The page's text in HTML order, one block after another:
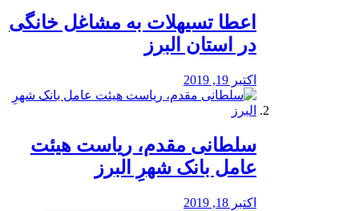
️اعطا تسیهلات به مشاغل خانگی
در استان البرز
اکتبر 19, 2019
سلطانی مقدم، ریاست هیئت
عامل بانک شهرِ البرز
اکتبر 18, 2019